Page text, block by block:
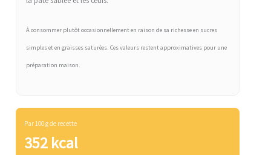
À consommer plutôt occasionnellement en raison de sa richesse en sucres
simples et en graisses saturées. Ces valeurs restent approximatives pour une
préparation maison.
Par 100 g de recette
352 kcal